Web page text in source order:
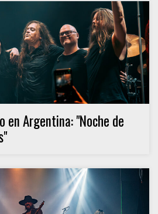
en Argentina: "Noche de